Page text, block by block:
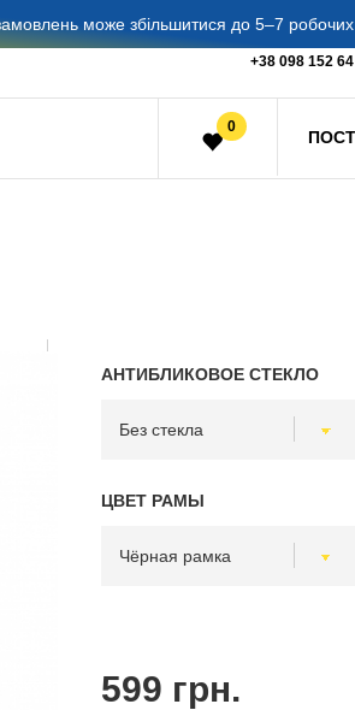
може збільшитися до 5–7 робочих
+38 098 152
0
АНТИБЛИКОВОЕ СТЕКЛО
ЦВЕТ РАМЫ
599 грн.